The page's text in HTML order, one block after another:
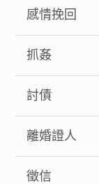
感情挽回
抓姦
討債
離婚證人
徵信